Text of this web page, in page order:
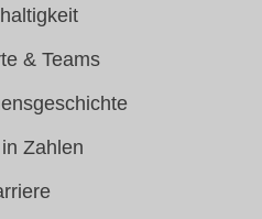
& Teams
Zahlen